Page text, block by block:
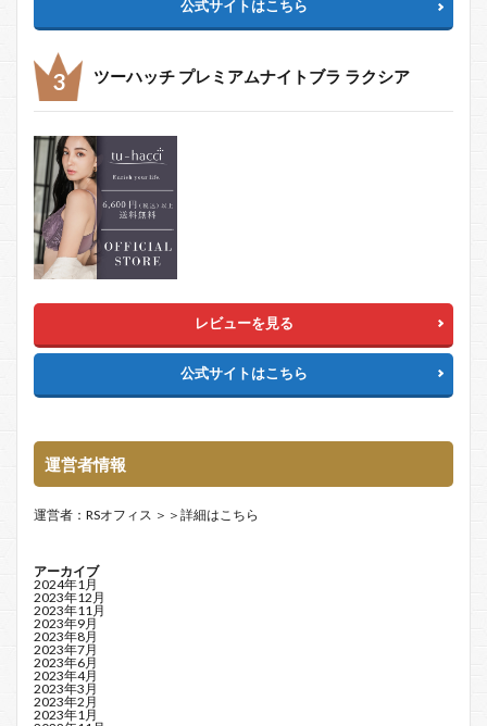
公式サイトはこちら
ツーハッチ プレミアムナイトブラ ラクシア
レビューを見る
公式サイトはこちら
運営者情報
運営者：RSオフィス ＞＞詳細はこちら
アーカイブ
2024年1月
2023年12月
2023年11月
2023年9月
2023年8月
2023年7月
2023年6月
2023年4月
2023年3月
2023年2月
2023年1月